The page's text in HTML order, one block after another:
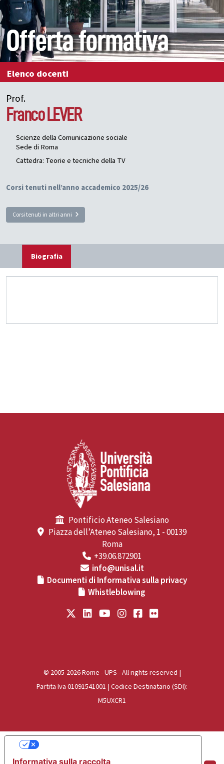
Offerta formativa
Elenco docenti
Prof.
Franco LEVER
Scienze della Comunicazione sociale
Sede di Roma
Cattedra: Teorie e tecniche della TV
Corsi tenuti nell’anno accademico 2025/26
Corsi tenuti in altri anni
Biografia
Pontificio Ateneo Salesiano
Piazza dell’Ateneo Salesiano, 1 - 00139
Roma
+39.06.872901
info@unisal.it
Documenti di Informativa sulla privacy
Whistleblowing
© 2005-2026 Rome - UPS - All rights reserved |
Partita Iva 01091541001 | Codice Destinatario (SDI):
M5UXCR1
Informativa sulla raccolta
Le tue preferenze relative alla privacy